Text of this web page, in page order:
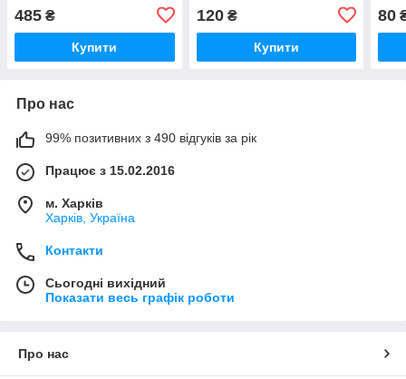
485 ₴
Купити
120₴
Купити
80
Про нас
99% позитивних з 490 відгуків за рік
Працює з 15.02.2016
м. Харків
Харків, Україна
Контакти
Сьогодні вихідний
Показати весь графік роботи
Про нас